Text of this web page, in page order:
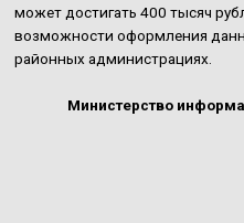
может достигать 400 тысяч
возможности оформления
районных администрациях.
Министерство